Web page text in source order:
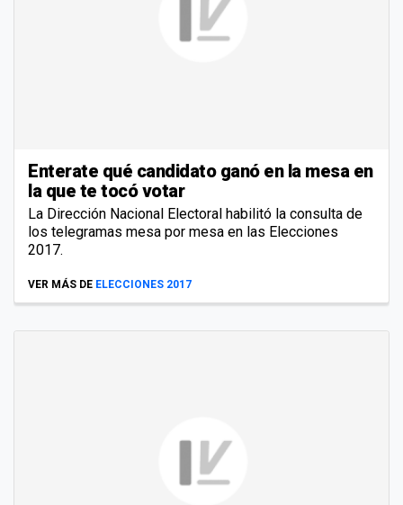
Enterate qué candidato ganó en la mesa en
la que te tocó votar
La Dirección Nacional Electoral habilitó la consulta de
los telegramas mesa por mesa en las Elecciones
2017.
VER MÁS DE ELECCIONES 2017